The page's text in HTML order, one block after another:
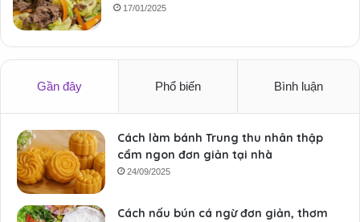
17/01/2025
Gần đây Phổ biến Bình luận
Cách làm bánh Trung thu nhân thập
cẩm ngon đơn giản tại nhà
24/09/2025
Cách nấu bún cá ngừ đơn giản, thơm